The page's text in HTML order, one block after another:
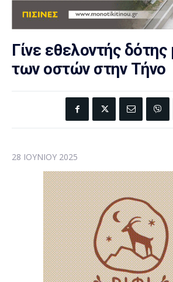
Γίνε εθελοντής
των οστών στην Τήνο
28 ΙΟΥΝΊΟΥ 2025